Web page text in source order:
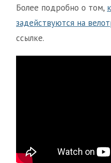
Более подробно о том,
задействуются на
ссылке.